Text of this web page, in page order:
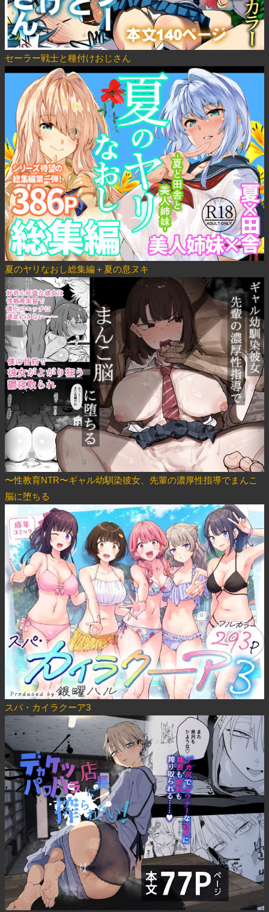
セーラー戦士と種付けおじさん
夏のヤリなおし総集編＋夏の息ヌキ
〜性教育NTR〜ギャル幼馴染彼女、先輩の濃厚性指導でまんこ
脳に堕ちる
スパ・カイラクーア3